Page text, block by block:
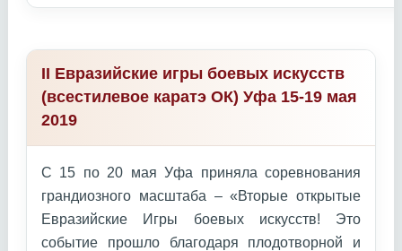
II Евразийские игры боевых искусств
(всестилевое каратэ ОК) Уфа 15-19 мая
2019
С 15 по 20 мая Уфа приняла соревнования
грандиозного масштаба – «Вторые открытые
Евразийские Игры боевых искусств! Это
событие прошло благодаря плодотворной и